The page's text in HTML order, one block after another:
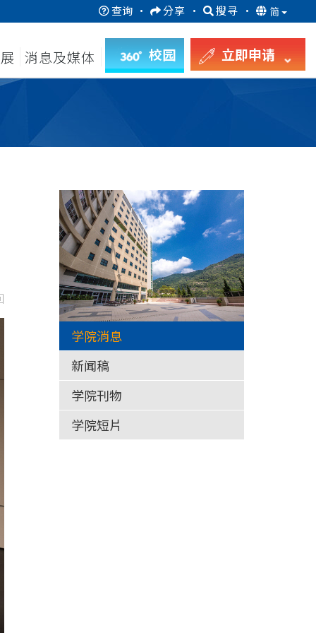
查询 · 分享 · 搜寻 · 简
消息及媒体 校园 立即申请
学院消息
新闻稿
学院刊物
学院短片